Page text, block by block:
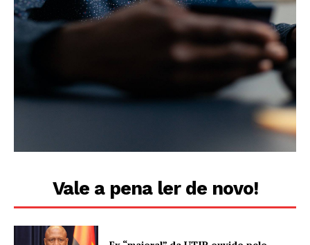
Vale a pena ler de novo!